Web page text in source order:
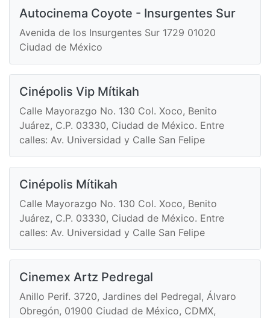
Autocinema Coyote - Insurgentes Sur
Avenida de los Insurgentes Sur 1729 01020
Ciudad de México
Cinépolis Vip Mítikah
Calle Mayorazgo No. 130 Col. Xoco, Benito
Juárez, C.P. 03330, Ciudad de México. Entre
calles: Av. Universidad y Calle San Felipe
Cinépolis Mítikah
Calle Mayorazgo No. 130 Col. Xoco, Benito
Juárez, C.P. 03330, Ciudad de México. Entre
calles: Av. Universidad y Calle San Felipe
Cinemex Artz Pedregal
Anillo Perif. 3720, Jardines del Pedregal, Álvaro
Obregón, 01900 Ciudad de México, CDMX,